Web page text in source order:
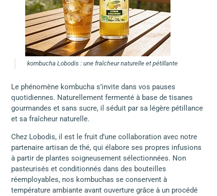
kombucha Lobodis : une fraîcheur naturelle et pétillante
Le phénomène kombucha s’invite dans vos pauses
quotidiennes. Naturellement fermenté à base de tisanes
gourmandes et sans sucre, il séduit par sa légère pétillance
et sa fraîcheur naturelle.
Chez Lobodis, il est le fruit d’une collaboration avec notre
partenaire artisan de thé, qui élabore ses propres infusions
à partir de plantes soigneusement sélectionnées. Non
pasteurisés et conditionnés dans des bouteilles
réemployables, nos kombuchas se conservent à
température ambiante avant ouverture grâce à un procédé